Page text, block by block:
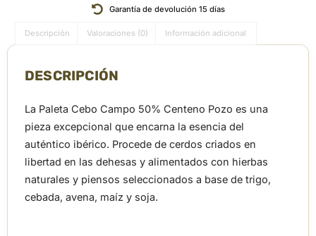
Garantía de devolución 15 días
Descripción Valoraciones (0) Información adicional
DESCRIPCIÓN
La Paleta Cebo Campo 50% Centeno Pozo es una
pieza excepcional que encarna la esencia del
auténtico ibérico. Procede de cerdos criados en
libertad en las dehesas y alimentados con hierbas
naturales y piensos seleccionados a base de trigo,
cebada, avena, maíz y soja.